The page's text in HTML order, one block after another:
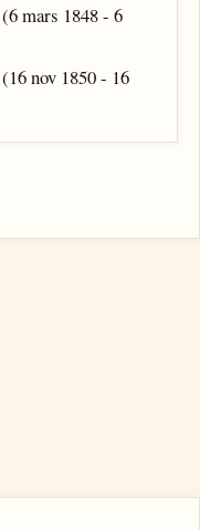
(6 mars 1848 - 6
(16 nov 1850 - 16